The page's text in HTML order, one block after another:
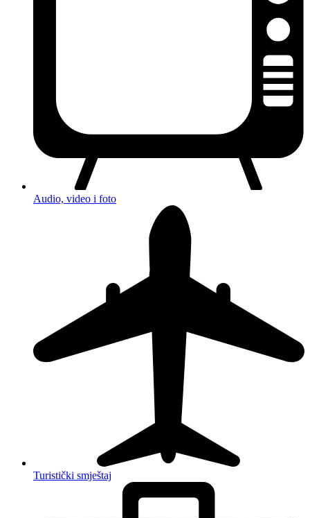
Audio, video i foto
Turistički smještaj